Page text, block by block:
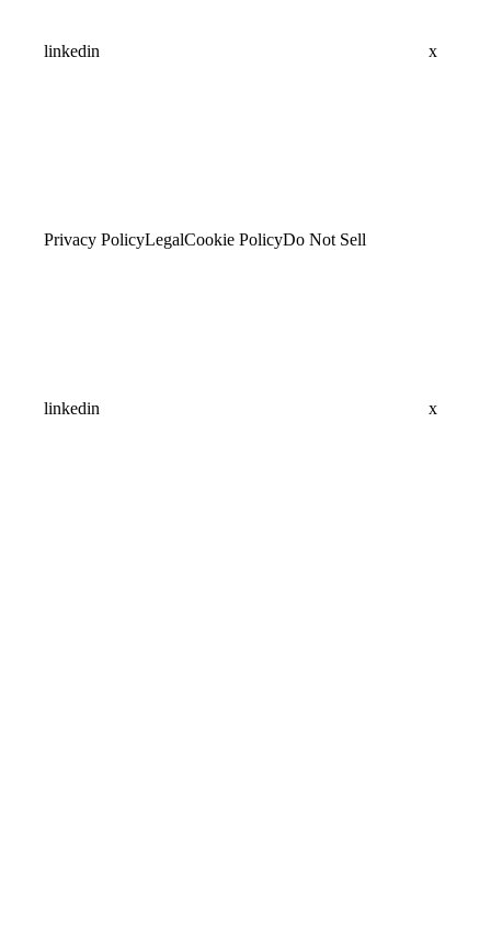
linkedin x
Privacy PolicyLegalCookie PolicyDo Not Sell
linkedin x